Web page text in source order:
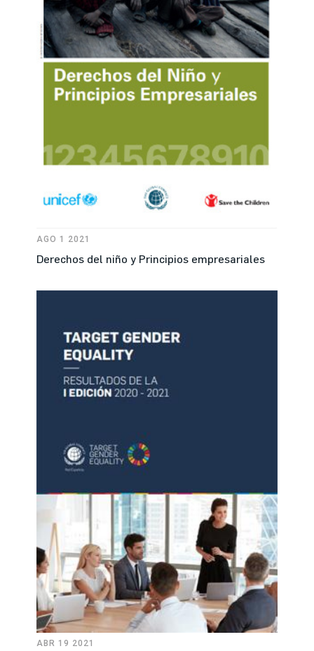
AGO 1 2021
Derechos del niño y Principios empresariales
ABR 19 2021